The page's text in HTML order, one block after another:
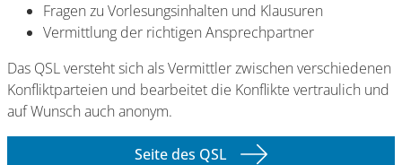
Fragen zu Vorlesungsinhalten und Klausuren
Vermittlung der richtigen Ansprechpartner
Das QSL versteht sich als Vermittler zwischen verschiedenen
Konfliktparteien und bearbeitet die Konflikte vertraulich und
auf Wunsch auch anonym.
Seite des QSL